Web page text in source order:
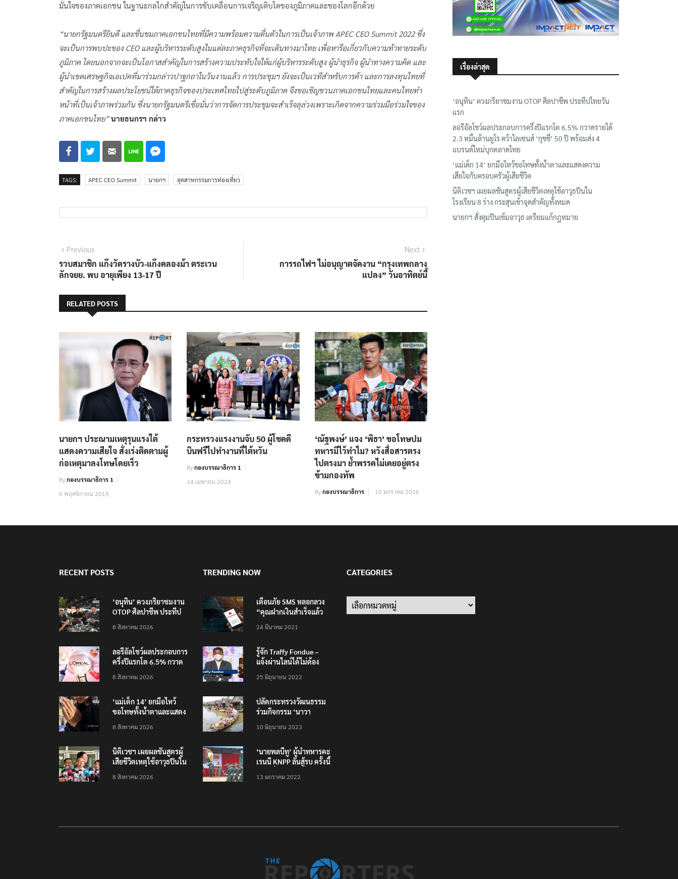
มั่นใจของภาคเอกชน ในฐานะกลไกสำคัญในการขับเคลื่อนการเจริญเติบโตของภูมิภาคและของโลกอีกด้วย
“นายกรัฐมนตรียินดี และชื่นชมภาคเอกชนไทยที่มีความพร้อมความตื่นตัวในการเป็นเจ้าภาพ APEC CEO Summit 2022 ซึ่ง
จะเป็นการพบปะของ CEO และผู้บริหารระดับสูงในแต่ละภาคธุรกิจที่จะเดินทางมาไทย เพื่อหารือเกี่ยวกับความท้าทายระดับ
ภูมิภาค โดยนอกจากจะเป็นโอกาสสำคัญในการสร้างความประทับใจให้แก่ผู้บริหารระดับสูง ผู้นำธุรกิจ ผู้นำทางความคิด และ
ผู้นำเขตเศรษฐกิจเอเปคที่มาร่วมกล่าวปาฐกถาในวันงานแล้ว การประชุมฯ ยังจะเป็นเวทีสำหรับการค้า และการลงทุนไทยที่
สำคัญในการสร้างผลประโยชน์ให้ภาคธุรกิจของประเทศไทยไปสู่ระดับภูมิภาค จึงขอเชิญชวนภาคเอกชนไทยและคนไทยทำ
หน้าที่เป็นเจ้าภาพร่วมกัน ซึ่งนายกรัฐมนตรีเชื่อมั่นว่าการจัดการประชุมจะสำเร็จลุล่วงเพราะเกิดจากความร่วมมือร่วมใจของ
ภาคเอกชนไทย” นายธนกรฯ กล่าว
TAGS: APEC CEO Summit นายกฯ อุตสาหกรรมการท่องเที่ยว
แนะแนว
เรื่อง
PreviousPrevious
post:
รวบสมาชิก แก๊งวัดรางบัว-แก๊งคลองม้า ตระเวน
ลักจยย. พบ อายุเพียง 13-17 ปี
Next
การรถไฟฯ ไม่อนุญาตจัดงาน “กรุงเทพกลาง
แปลง” วันอาทิตย์นี้
RELATED POSTS
นายกฯ ประณามเหตุรุนแรงใต้
แสดงความเสียใจ สั่งเร่งติดตามผู้
ก่อเหตุมาลงโทษโดยเร็ว
Byกองบรรณาธิการ 1
6 พฤศจิกายน 2019
กระทรวงแรงงานจับ 50 ผู้โชคดี
บินฟรีไปทำงานที่ไต้หวัน
Byกองบรรณาธิการ 1
24 เมษายน 2024
‘ณัฐพงษ์’ แจง ‘พิธา’ ขอโทษปม
ทหารมีไว้ทำไม? หวังสื่อสารตรง
ไปตรงมา ย้ำพรรคไม่เคยอยู่ตรง
ข้ามกองทัพ
Byกองบรรณาธิการ 10 มกราคม 2026
เรื่องล่าสุด
‘อนุทิน’ ควงภริยาชมงาน OTOP ศิลปาชีพ ประทีปไทยวัน
แรก
ลอรีอัลโชว์ผลประกอบการครึ่งปีแรกโต 6.5% กวาดรายได้
2.3 หมื่นล้านยูโร คว้าไลเซนส์ ‘กุชชี่’ 50 ปี พร้อมส่ง 4
แบรนด์ใหม่บุกตลาดไทย
‘แม่เด็ก 14’ ยกมือไหว้ขอโทษทั้งน้ำตาและแสดงความ
เสียใจกับครอบครัวผู้เสียชีวิต
นิติเวชฯ เผยผลชันสูตรผู้เสียชีวิตเหตุใช้อาวุธปืนใน
โรงเรียน 8 ร่าง กระสุนเข้าจุดสำคัญทั้งหมด
นายกฯ สั่งคุมปืนเข้มอาวุธ เตรียมแก้กฎหมาย
RECENT POSTS
‘อนุทิน’ ควงภริยาชมงาน
OTOP ศิลปาชีพ ประทีป
8 สิงหาคม 2026
ลอรีอัลโชว์ผลประกอบการ
ครึ่งปีแรกโต 6.5% กวาด
คว้าไลเซนส์ ‘กุชชี่’ 50 ปี
ตลาดไทย
8 สิงหาคม 2026
‘แม่เด็ก 14’ ยกมือไหว้
ขอโทษทั้งน้ำตาและแสดง
เสียชีวิต
8 สิงหาคม 2026
นิติเวชฯ เผยผลชันสูตรผู้
เสียชีวิตเหตุใช้อาวุธปืนใน
จุดสำคัญทั้งหมด
8 สิงหาคม 2026
TRENDING NOW
เตือนภัย SMS หลอกลวง
“คุณฝากเงินสำเร็จแล้ว
200,000 บาท”
24 มีนาคม 2021
รู้จัก Traffy Fondue –
แจ้งผ่านไลน์ได้ไม่ต้อง
ทั่วไทย ไม่ใช่แค่ในกรุง
25 มิถุนายน 2022
ปลัดกระทรวงวัฒนธรรม
ร่วมกิจกรรม ‘นาวา
ตักบาตรทางน้ำ
10 มิถุนายน 2023
‘นายพลบีทู’ ผู้นำทหารคะ
เรนนี KNPP ลั่นสู้รบ ครั้งนี้
ประชาชนต้องชนะ
13 มกราคม 2022
CATEGORIES
Categories